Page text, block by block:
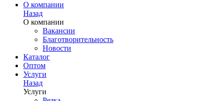
О компании
Назад
О компании
Вакансии
Благотворительность
Новости
Каталог
Оптом
Услуги
Назад
Услуги